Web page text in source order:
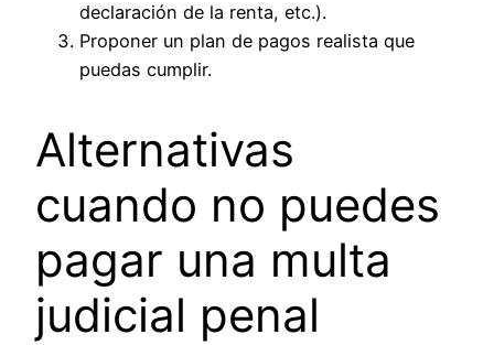
declaración de la renta, etc.).
Proponer un plan de pagos realista que
puedas cumplir.
Alternativas
cuando no puedes
pagar una multa
judicial penal